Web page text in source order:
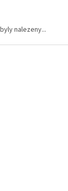
nalezeny...